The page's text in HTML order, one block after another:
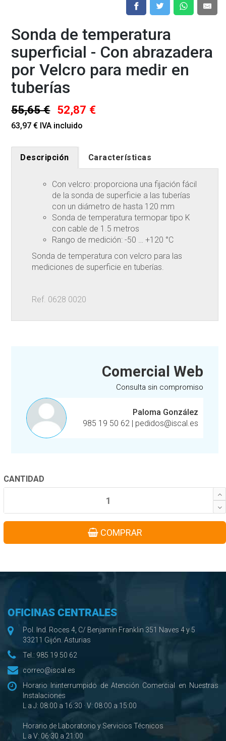
Sonda de temperatura
superficial - Con abrazadera
por Velcro para medir en
tuberías
55,65 € 52,87 €
63,97 € IVA incluido
Descripción Características
Con velcro: proporciona una fijación fácil
de la sonda de superficie a las tuberías
con un diámetro de hasta 120 mm
Sonda de temperatura termopar tipo K
con cable de 1.5 metros
Rango de medición: -50 … +120 °C
Sonda de temperatura con velcro para las
mediciones de superficie en tuberías.
Ref. 0628 0020
Comercial Web
Consulta sin compromiso
Paloma González
985 19 50 62
pedidos@iscal.es
CANTIDAD
COMPRAR
OFICINAS CENTRALES
Pol. Ind. Roces 4, C/ Benjamín Franklin 351 Naves 4 y 5
33211 Gijón. Asturias
Tel.: 985 19 50 62
correo@iscal.es
Horario Ininterrumpido de Atención Comercial en Nuestras
Instalaciones
L a J: 08:00 a 16:30 · V: 08:00 a 15:00
Horario de Laboratorio y Servicios Técnicos
L a V: 06:30 a 21:00